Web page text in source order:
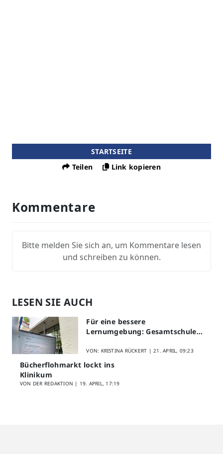
STARTSEITE
Teilen
Link kopieren
Kommentare
Bitte melden Sie sich an, um Kommentare lesen
und schreiben zu können.
LESEN SIE AUCH
Für eine bessere
Lernumgebung: Gesamtschule
Schülerfeedback
VON: KRISTINA RÜCKERT |21. APRIL, 09:23
Bücherflohmarkt lockt ins
Klinikum
VON DER REDAKTION | 19. APRIL, 17:19